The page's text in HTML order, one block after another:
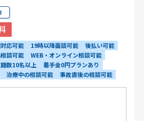
応可能 19時以降面談可能
後払い可能
談可能
WEB・オンライン相談可能
数10名以上
着手金0円プランあり
治療中の相談可能 事故直後の相談可能